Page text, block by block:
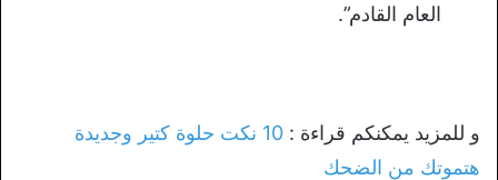
العام القادم”.
و للمزيد يمكنكم قراءة :
10 نكت حلوة كتير وجديدة
هتموتك من الضحك